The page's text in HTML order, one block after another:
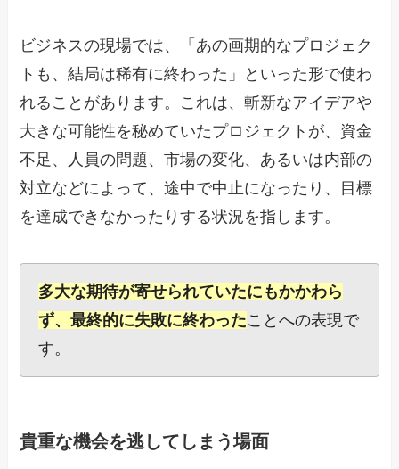
ビジネスの現場では、「あの画期的なプロジェク
トも、結局は稀有に終わった」といった形で使わ
れることがあります。これは、斬新なアイデアや
大きな可能性を秘めていたプロジェクトが、資金
不足、人員の問題、市場の変化、あるいは内部の
対立などによって、途中で中止になったり、目標
を達成できなかったりする状況を指します。
多大な期待が寄せられていたにもかかわら
ず、最終的に失敗に終わったことへの表現で
す。
貴重な機会を逃してしまう場面